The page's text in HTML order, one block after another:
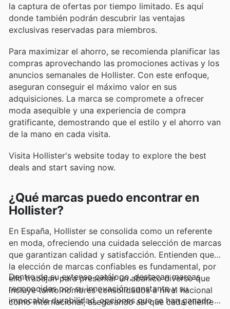
la captura de ofertas por tiempo limitado. Es aquí
donde también podrán descubrir las ventajas
exclusivas reservadas para miembros.
Para maximizar el ahorro, se recomienda planificar las
compras aprovechando las promociones activas y los
anuncios semanales de Hollister. Con este enfoque,
aseguran conseguir el máximo valor en sus
adquisiciones. La marca se compromete a ofrecer
moda asequible y una experiencia de compra
gratificante, demostrando que el estilo y el ahorro van
de la mano en cada visita.
Visita Hollister's website today to explore the best
deals and start saving now.
¿Qué marcas puedo encontrar en
Hollister?
En España, Hollister se consolida como un referente
en moda, ofreciendo una cuidada selección de marcas
que garantizan calidad y satisfacción. Entienden que
la elección de marcas confiables es fundamental, por
ello trabajan para presentar un abanico diverso que
incluye tanto nombres consolidados a nivel nacional
como internacional, asegurando así que cada cliente
Dentro de su extenso catálogo, destacan marcas
reconocidas por su innovación constante y su
impecable durabilidad, opciones que se han ganado la